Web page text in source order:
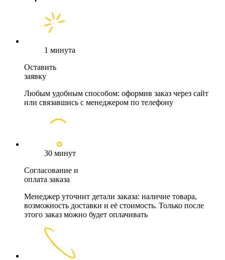
1 минута
Оставить
заявку
Любым удобным способом: оформив заказ через сайт
или связавшись с менеджером по телефону
30 минут
Согласование и
оплата заказа
Менеджер уточнит детали заказа: наличие товара,
возможность доставки и её стоимость. Только после
этого заказ можно будет оплачивать